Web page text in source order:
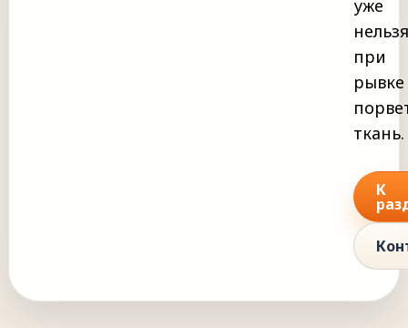
уже
при
рывке
ткань.
К